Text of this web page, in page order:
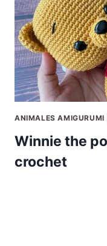
ANIMALES AMIGURUMI
Winnie the
crochet